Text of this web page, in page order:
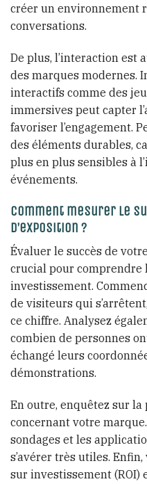
créer un environnement
conversations.
De plus, l’interaction est
des marques modernes.
interactifs comme des
immersives peut capter
favoriser l’engagement.
des éléments durables,
plus en plus sensibles à
événements.
Comment mesurer le
d’exposition ?
Évaluer le succès de
crucial pour comprendre
investissement.
de visiteurs qui
ce chiffre. Analysez
combien de personnes
échangé leurs
démonstrations.
En outre, enquêtez sur
concernant votre
sondages et les
s’avérer très utiles.
sur investissement